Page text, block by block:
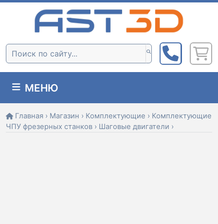
Skip
Поиск:
МЕНЮ
Главная › Магазин › Комплектующие › Комплектующие
ЧПУ фрезерных станков › Шаговые двигатели ›